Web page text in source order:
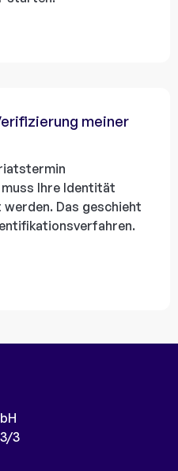
meiner
Ihre Identität
Das geschieht
3